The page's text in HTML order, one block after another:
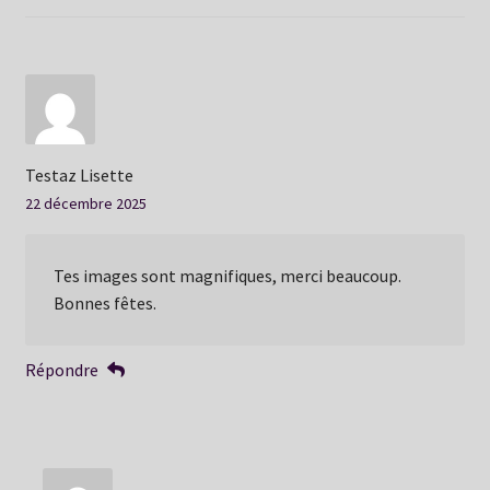
Testaz Lisette
22 décembre 2025
Tes images sont magnifiques, merci beaucoup.
Bonnes fêtes.
Répondre